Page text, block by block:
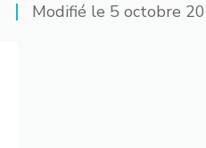
Modifié le 5 octobre